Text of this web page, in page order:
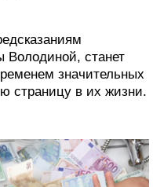
Володиной, станет
значительных
страницу в их жизни.